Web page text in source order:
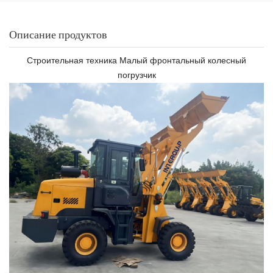
Описание продуктов
Строительная техника Малый фронтальный колесный
погрузчик